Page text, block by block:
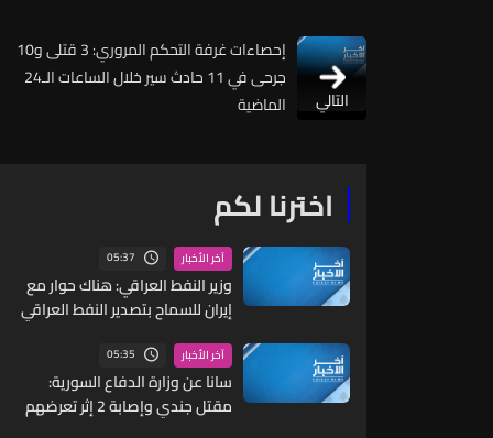
التالي
إحصاءات غرفة التحكم المروري: 3 قتلى و10
جرحى في 11 حادث سير خلال الساعات الـ24
الماضية
اخترنا لكم
آخر الأخبار 05:37
وزير النفط العراقي: هناك حوار مع
إيران للسماح بتصدير النفط العراقي
آخر الأخبار 05:35
سانا عن وزارة الدفاع السورية:
مقتل جندي وإصابة 2 إثر تعرضهم